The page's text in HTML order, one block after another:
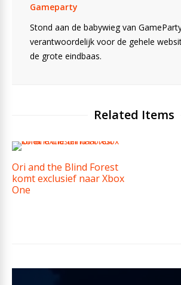
Gameparty
Stond aan de babywieg van
verantwoordelijk voor de gehele
de grote eindbaas.
Related Items
Ori and the Blind Forest
komt exclusief naar Xbox
One